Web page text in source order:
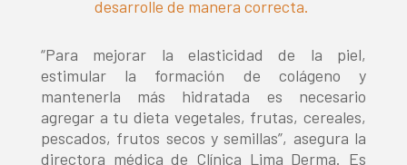
desarrolle de manera correcta.
“Para mejorar la elasticidad de la piel,
estimular la formación de colágeno y
mantenerla más hidratada es necesario
agregar a tu dieta vegetales, frutas, cereales,
pescados, frutos secos y semillas”, asegura la
directora médica de Clínica Lima Derma. Es